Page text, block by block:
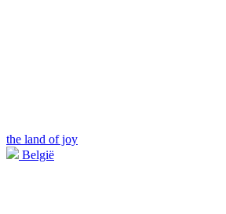
the land of joy
België